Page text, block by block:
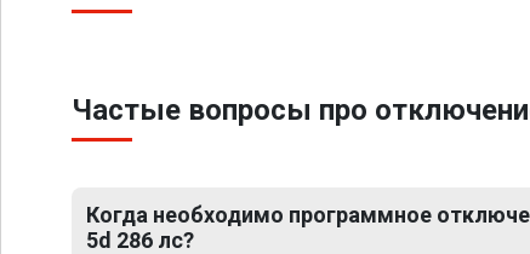
Частые вопросы про
Когда необходимо программное
5d 286 лс?